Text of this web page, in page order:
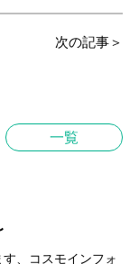
次の記事＞
一覧
、コスモインフォ